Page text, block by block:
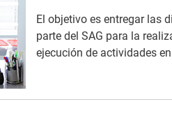
El objetivo es entregar las
parte del SAG para la
ejecución de actividades